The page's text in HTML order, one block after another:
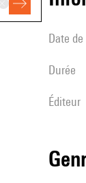
date
durée
éditeur